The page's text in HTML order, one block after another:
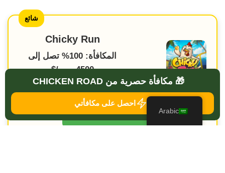
شائع
Chicky Run
المكافأة: 100% تصل إلى
4500 يورو/$
★★★★★
استرداد المكافأة Arabic
🎁 مكافأة حصرية من CHICKEN ROAD
احصل على مكافأتي